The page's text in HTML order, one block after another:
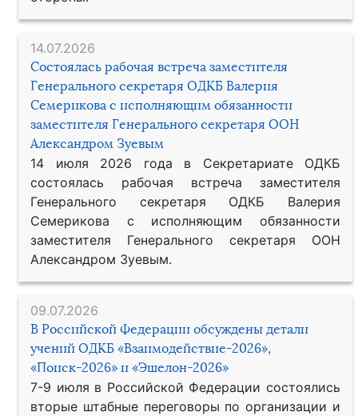
14.07.2026
Состоялась рабочая встреча заместителя
Генерального секретаря ОДКБ Валерия
Семерикова с исполняющим обязанности
заместителя Генерального секретаря ООН
Александром Зуевым
14 июля 2026 года в Секретариате ОДКБ
состоялась рабочая встреча заместителя
Генерального секретаря ОДКБ Валерия
Семерикова с исполняющим обязанности
заместителя Генерального секретаря ООН
Александром Зуевым.
09.07.2026
В Российской Федерации обсуждены детали
учений ОДКБ «Взаимодействие-2026»,
«Поиск-2026» и «Эшелон-2026»
7-9 июля в Российской Федерации состоялись
вторые штабные переговоры по организации и